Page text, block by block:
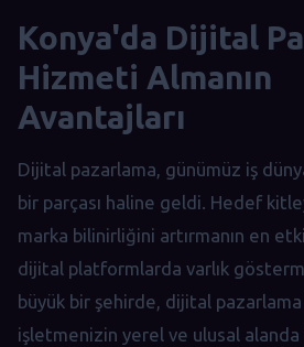
Konya'da Dijital
Hizmeti Almanın
Avantajları
Dijital pazarlama, günümüz iş
bir parçası haline geldi. Hedef
marka bilinirliğini artırmanın en
dijital platformlarda varlık
büyük bir şehirde, dijital
işletmenizin yerel ve ulusal alanda